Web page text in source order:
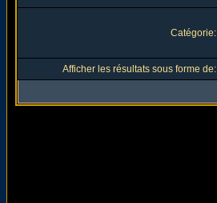
Catégorie:
Afficher les résultats sous forme de: